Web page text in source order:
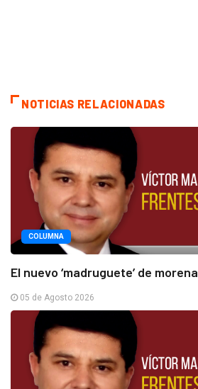
NOTICIAS RELACIONADAS
COLUMNA
El nuevo ‘madruguete’ de morena
05 de Agosto 2026